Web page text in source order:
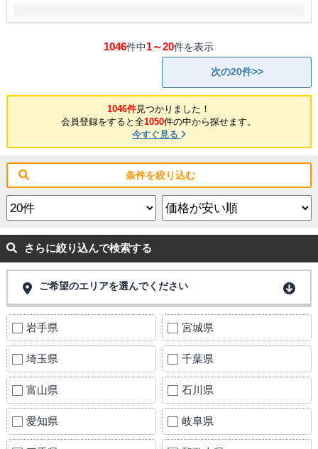
1046件中1～20件を表示
次の20件>>
1046件見つかりました！
会員登録をすると全1050件の中から探せます。
今すぐ見る
条件を絞り込む
さらに絞り込んで検索する
ご希望のエリアを選んでください
岩手県 宮城県
埼玉県 千葉県
富山県 石川県
愛知県 岐阜県